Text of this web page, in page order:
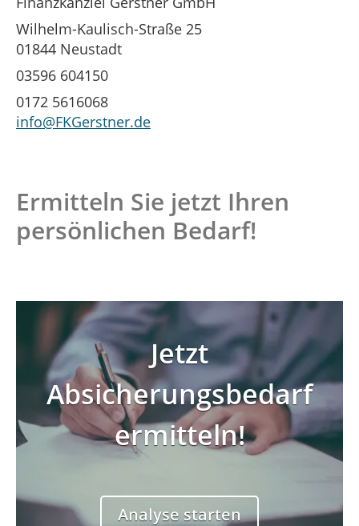
Wilhelm-Kaulisch-Straße 25
01844 Neustadt
03596 604150
0172 5616068
info@FKGerstner.de
Ermitteln Sie jetzt Ihren
persönlichen Bedarf!
Jetzt
Absicherungsbedarf
ermitteln!
Analyse starten
Sind Sie Single oder in
einer Beziehung?
Single Beziehung